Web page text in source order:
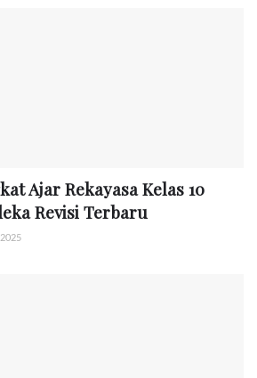
Ajar Rekayasa Kelas 10
Revisi Terbaru